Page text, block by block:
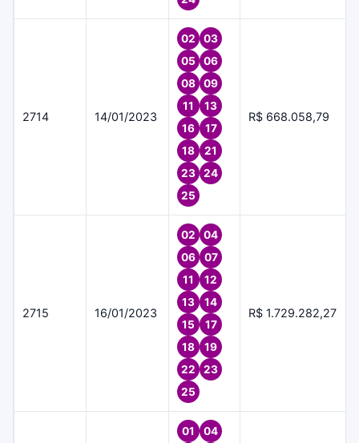
2714 14/01/2023
02
03
05
06
08
09
11
13
16
17
18
21
23
24
25
R$ 668.058,79
2715 16/01/2023
02
04
06
07
11
12
13
14
15
17
18
19
22
23
25
R$ 1.729.282,27
01
04